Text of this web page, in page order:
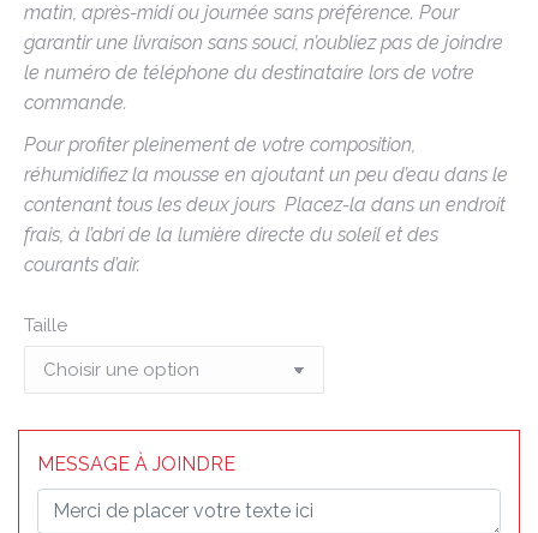
matin, après-midi ou journée sans préférence. Pour
garantir une livraison sans souci, n’oubliez pas de joindre
le numéro de téléphone du destinataire lors de votre
commande.
Pour profiter pleinement de votre composition,
réhumidifiez la mousse en ajoutant un peu d’eau dans le
contenant tous les deux jours Placez-la dans un endroit
frais, à l’abri de la lumière directe du soleil et des
courants d’air.
Taille
MESSAGE À JOINDRE